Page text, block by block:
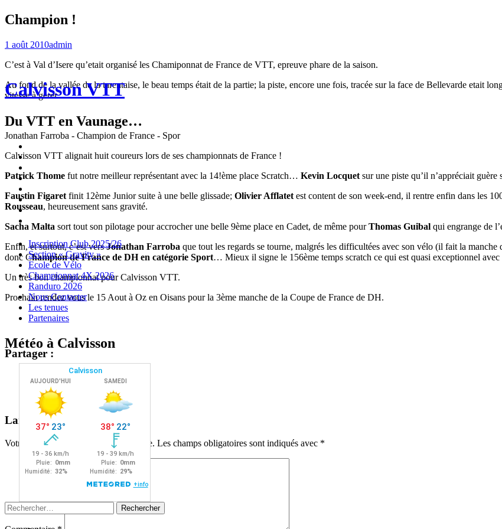
Calvisson VTT
Du VTT en Vaunage…
Club
Section
de
Championnat
2026
2026
Nous
Contacter
Les
Menu
Widgets
Recherche
Aller
au
contenu
Inscription Club 2025/26
Section « Gravity »
Ecole de Vélo
Championnat 4X 2026
Randuro 2026
Nous Contacter
Les tenues
Partenaires
Météo à Calvisson
Rechercher :
Champion !
1 août 2010admin
C’est à Val d’Isere qu’etait organisé les Chamiponnat de France de VTT, epreuve phare de la saison.
Au fond de la vallée de la tarentaise, le beau temps était de la partie; la piste, encore une fois, tracée sur la face de Bellevarde etait
vitesse à gerer…
Jonathan Farroba - Champion de France - Spor
Calvisson VTT alignait huit coureurs lors de ses championnats de France !
Patrick Thome fut notre meilleur représentant avec la 14!ème place Scratch… Kevin Locquet sur une piste qu’il n’appréciait
Faustin Figaret finit 12ème Junior suite à une belle glissade; Olivier Afflatet est content de son week-end, il rentre enfin dans les
Rousseau, heureusement sans gravité.
Sacha Malta sort tout son pilotage pour accrocher une belle 9ème place en Cadet, de même pourThomas Guibal qui engrange de
Enfin, et surtout, c’est versJonathan Farroba que tout les regards se tourne, malgrés les difficultées avec son vélo (il fait la
donc Champion de France de DH en catégorie Sport… Mieux il signe le 156ème temps scratch ce qui est quasi exceptionnel
Un très bon championnat pour Calvisson VTT.
Prochain rendez vous le 15 Aout à Oz en Oisans pour la 3ème manche de la Coupe de France de DH.
Partager :
X
Navigation
articles
←
→
Laisser un commentaire
Votre adresse e-mail ne sera pas publiée. Les champs obligatoires sont indiqués avec *